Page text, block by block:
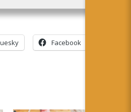
Facebook